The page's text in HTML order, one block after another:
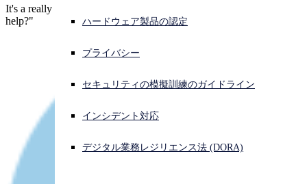
サイバー攻撃を受けている場合、連絡先はこちら
ハードウェア製品の認定
プライバシー
セキュリティの模擬訓練のガイドライン
インシデント対応
デジタル業務レジリエンス法 (DORA)
It's a really cool and super-simple trick. The question is, "Will it
help?"